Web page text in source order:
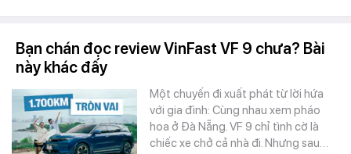
Bạn chán đọc review VinFast VF 9 chưa? Bài
này khác đấy
Một chuyến đi xuất phát từ lời hứa
với gia đình: Cùng nhau xem pháo
hoa ở Đà Nẵng. VF 9 chỉ tình cờ là
chiếc xe chở cả nhà đi. Nhưng sau…